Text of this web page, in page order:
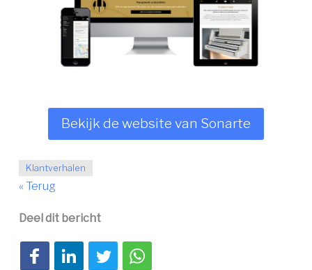
Bekijk de website van Sonarte
Klantverhalen
« Terug
Deel dit bericht
Deel op FacebookDeel op LinkedInDeel op TwitterDeel via WhatsApp